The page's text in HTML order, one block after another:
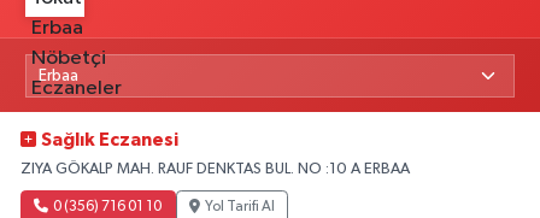
Sağlık Eczanesi
ZIYA GÖKALP MAH. RAUF DENKTAS BUL. NO :10 A ERBAA
0 (356) 716 01 10 Yol Tarifi Al